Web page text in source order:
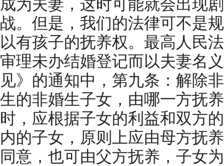
成为夫妻，这时可能就会出现
战。但是，我们的法律可不是
以有孩子的抚养权。最高人民
审理未办结婚登记而以夫妻名
见》的通知中，第九条：解除
生的非婚生子女，由哪一方抚
时，应根据子女的利益和双方
内的子女，原则上应由母方抚
同意，也可由父方抚养，子女